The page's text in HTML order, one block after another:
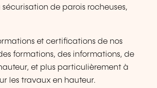
de parois rocheuses,
et certifications de nos
formations, des informations, de
et plus particulièrement à
les travaux en hauteur.